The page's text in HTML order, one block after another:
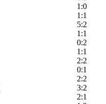
1:0
1:1
5:2
1:1
0:2
1:1
2:2
0:1
2:2
3:2
2:1